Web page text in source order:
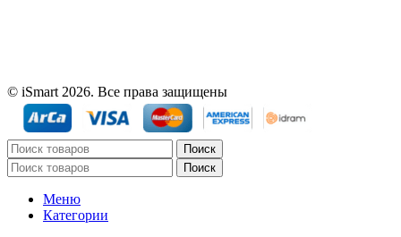
© iSmart 2026. Все права защищены
Поиск
Поиск
Меню
Категории